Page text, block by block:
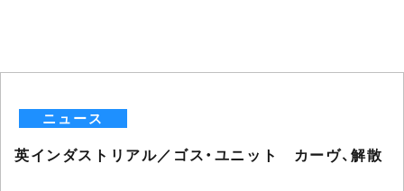
ニュース
英インダストリアル／ゴス・ユニット カーヴ、解散